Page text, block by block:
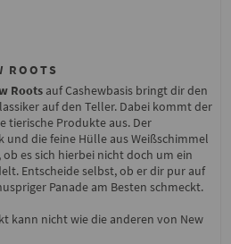
ROOTS
Rootsauf Cashewbasis bringt dir den
auf den Teller. Dabei kommt der
tierische Produkte aus. Der
und die feine Hülle aus Weißschimmel
es sich hierbei nicht doch um ein
Entscheide selbst, ob er dir pur auf
Panade am Besten schmeckt.
kann nicht wie die anderen von New